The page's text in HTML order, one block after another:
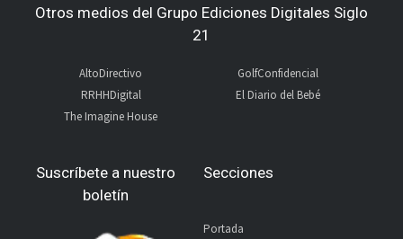
Otros medios del Grupo Ediciones Digitales Siglo
21
AltoDirectivo
RRHHDigital
The Imagine House
GolfConfidencial
El Diario del Bebé
Suscríbete a nuestro
boletín
Secciones
Portada